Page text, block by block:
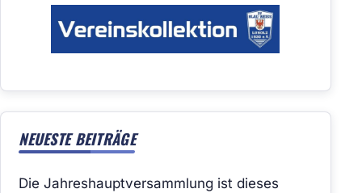
NEUESTE BEITRÄGE
Die Jahreshauptversammlung ist dieses